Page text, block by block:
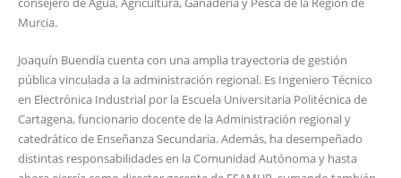
Murcia.
Joaquín Buendía cuenta con una amplia trayectoria de gestión
pública vinculada a la administración regional. Es Ingeniero Técnico
en Electrónica Industrial por la Escuela Universitaria Politécnica de
Cartagena, funcionario docente de la Administración regional y
catedrático de Enseñanza Secundaria. Además, ha desempeñado
distintas responsabilidades en la Comunidad Autónoma y hasta